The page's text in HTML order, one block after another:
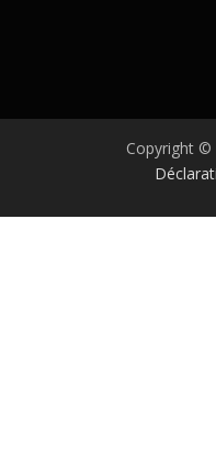
Copyright ©